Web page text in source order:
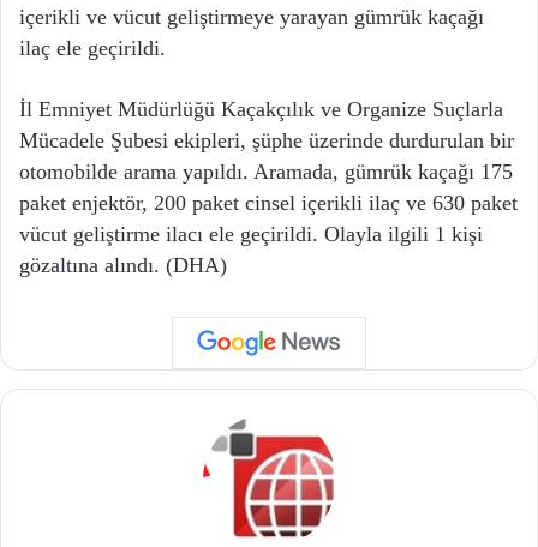
içerikli ve vücut geliştirmeye yarayan gümrük kaçağı
ilaç ele geçirildi.
İl Emniyet Müdürlüğü Kaçakçılık ve Organize Suçlarla
Mücadele Şubesi ekipleri, şüphe üzerinde durdurulan bir
otomobilde arama yapıldı. Aramada, gümrük kaçağı 175
paket enjektör, 200 paket cinsel içerikli ilaç ve 630 paket
vücut geliştirme ilacı ele geçirildi. Olayla ilgili 1 kişi
gözaltına alındı. (DHA)